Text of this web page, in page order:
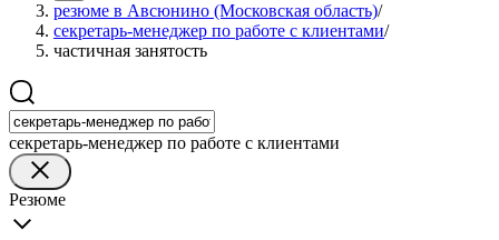
резюме в Авсюнино (Московская область)/
секретарь-менеджер по работе с клиентами/
частичная занятость
секретарь-менеджер по работе с клиентами
Резюме